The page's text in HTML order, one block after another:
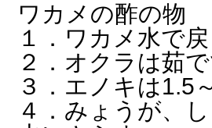
ワカメの酢の物
１．ワカメ水で
２．オクラは茹
３．エノキは1.5
４．みょうが、